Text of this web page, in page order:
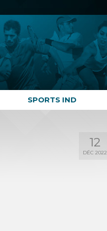
SPORTS IND
12
DÉC 2022